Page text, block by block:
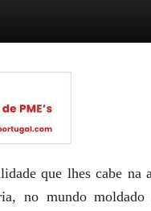
que lhes cabe
no mundo